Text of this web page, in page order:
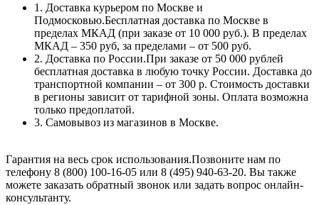
1. Доставка курьером по Москве и
Подмосковью.Бесплатная доставка по Москве в
пределах МКАД (при заказе от 10 000 руб.). В пределах
МКАД – 350 руб, за пределами – от 500 руб.
2. Доставка по России.При заказе от 50 000 рублей
бесплатная доставка в любую точку России. Доставка до
транспортной компании – от 300 р. Стоимость доставки
в регионы зависит от тарифной зоны. Оплата возможна
только предоплатой.
3. Самовывоз из магазинов в Москве.
Гарантия на весь срок использования.Позвоните нам по
телефону 8 (800) 100-16-05 или 8 (495) 940-63-20. Вы также
можете заказать обратный звонок или задать вопрос онлайн-
консультанту.